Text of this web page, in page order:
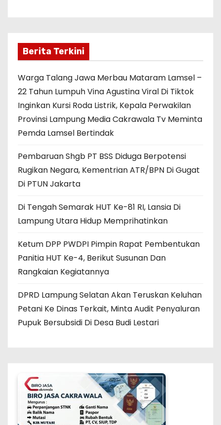
Berita Terkini
Warga Talang Jawa Merbau Mataram Lamsel –
22 Tahun Lumpuh Vina Agustina Viral Di Tiktok
Inginkan Kursi Roda Listrik, Kepala Perwakilan
Provinsi Lampung Media Cakrawala Tv Meminta
Pemda Lamsel Bertindak
Pembaruan Shgb PT BSS Diduga Berpotensi
Rugikan Negara, Kementrian ATR/BPN Di Gugat
Di PTUN Jakarta
Di Tengah Semarak HUT Ke-81 RI, Lansia Di
Lampung Utara Hidup Memprihatinkan
Ketum DPP PWDPI Pimpin Rapat Pembentukan
Panitia HUT Ke-4, Berikut Susunan Dan
Rangkaian Kegiatannya
DPRD Lampung Selatan Akan Teruskan Keluhan
Petani Ke Dinas Terkait, Minta Audit Penyaluran
Pupuk Bersubsidi Di Desa Budi Lestari